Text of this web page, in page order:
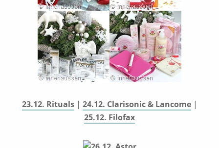
23.12. Rituals| 24.12. Clarisonic & Lancome|
25.12. Filofax